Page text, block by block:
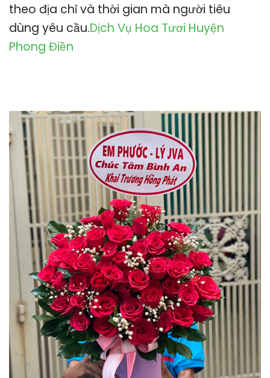
theo địa chỉ và thời gian mà người tiêu
dùng yêu cầu.Dịch Vụ Hoa Tươi Huyện
Phong Điền